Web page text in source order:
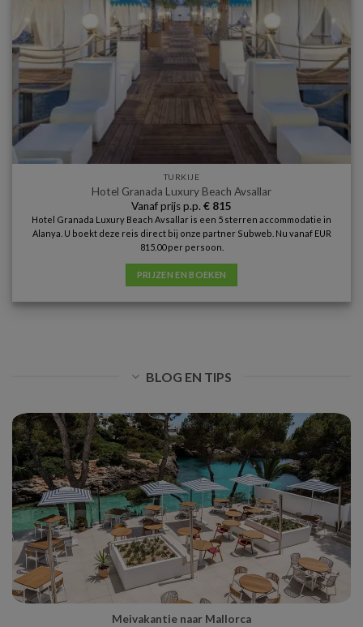
TURKIJE
Hotel Granada Luxury Beach Avsallar
Vanaf prijs p.p. € 815
Hotel Granada Luxury Beach Avsallar is een 5 sterren accommodatie in
Alanya. U boekt deze reis direct bij onze partner Subweb. Nu vanaf EUR
815.00 per persoon.
PRIJZEN EN BOEKEN
BLOG EN TIPS
Meivakantie naar Mallorca